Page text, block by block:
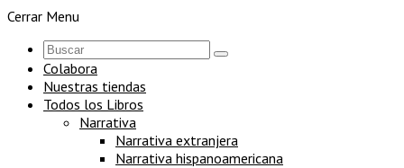
Cerrar Menu
Colabora
Nuestras tiendas
Todos los Libros
Narrativa
Narrativa extranjera
Narrativa hispanoamericana